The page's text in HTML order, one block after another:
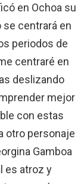
en Ochoa su
se centrará en
periodos de
centraré en
deslizando
mejor
con estas
otro personaje
Gamboa
es atroz y